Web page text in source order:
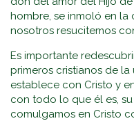
hombre, se inmoló en la
nosotros resucitemos
Es importante
primeros cristianos de
establece con Cristo y
con todo lo que él es,
comulgamos en Cristo